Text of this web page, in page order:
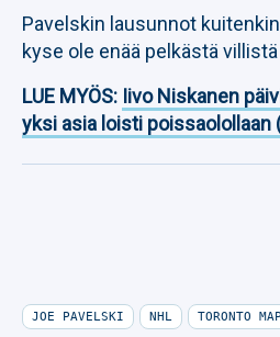
Pavelskin lausunnot
kyse ole enää pelkästä
LUE MYÖS: Iivo Niskanen
yksi asia loisti poissaolollaan
JOE PAVELSKI NHL TORONTO